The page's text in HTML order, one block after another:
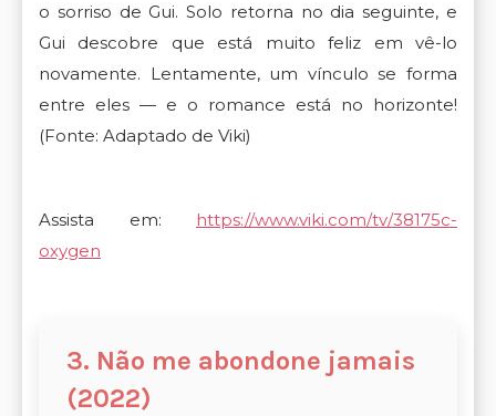
o sorriso de Gui. Solo retorna no dia seguinte, e
Gui descobre que está muito feliz em vê-lo
novamente. Lentamente, um vínculo se forma
entre eles — e o romance está no horizonte!
(Fonte: Adaptado de Viki)
Assista em:
https://www.viki.com/tv/38175c-
oxygen
3. Não me abondone jamais
(2022)